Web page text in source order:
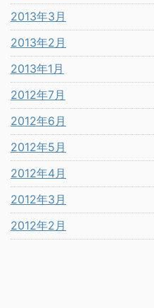
2013年3月
2013年2月
2013年1月
2012年7月
2012年6月
2012年5月
2012年4月
2012年3月
2012年2月